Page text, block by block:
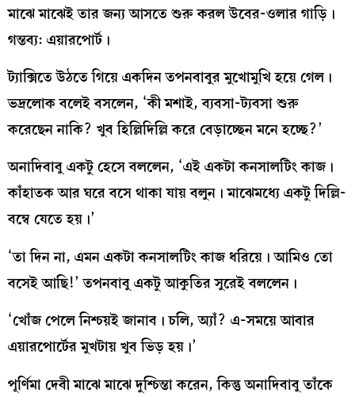
মাঝে মাঝেই তার জন্য আসতে শুরু করল উবের-ওলার গাড়ি।
গন্তব্য: এয়ারপোর্ট।
ট্যাক্সিতে উঠতে গিয়ে একদিন তপনবাবুর মুখোমুখি হয়ে গেল।
ভদ্রলোক বলেই বসলেন, ‘কী মশাই, ব্যবসা-ট্যবসা শুরু
করেছেন নাকি? খুব হিল্লিদিল্লি করে বেড়াচ্ছেন মনে হচ্ছে?’
অনাদিবাবু একটু হেসে বললেন, ‘এই একটা কনসালটিং কাজ।
কাঁহাতক আর ঘরে বসে থাকা যায় বলুন। মাঝেমধ্যে একটু দিল্লি-
বম্বে যেতে হয়।’
‘তা দিন না, এমন একটা কনসালটিং কাজ ধরিয়ে। আমিও তো
বসেই আছি!’ তপনবাবু একটু আকুতির সুরেই বললেন।
‘খোঁজ পেলে নিশ্চয়ই জানাব। চলি, অ্যাঁ? এ-সময়ে আবার
এয়ারপোর্টের মুখটায় খুব ভিড় হয়।’
পূর্ণিমা দেবী মাঝে মাঝে দুশ্চিন্তা করেন, কিন্তু অনাদিবাবু তাঁকে